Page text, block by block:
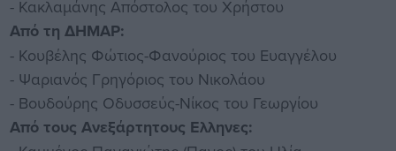
- Κακλαμάνης Απόστολος του Χρήστου
Από τη ΔΗΜΑΡ:
- Κουβέλης Φώτιος-Φανούριος του Ευαγγέλου
- Ψαριανός Γρηγόριος του Νικολάου
- Βουδούρης Οδυσσεύς-Νίκος του Γεωργίου
Από τους Ανεξάρτητους Ελληνες: